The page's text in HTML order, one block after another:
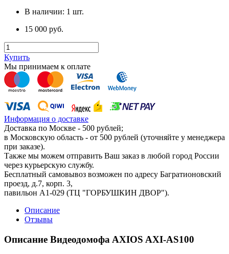
В наличии: 1 шт.
15 000 руб.
Купить
Мы принимаем к оплате
Информация о доставке
Доставка по Москве - 500 рублей;
в Московскую область - от 500 рублей (уточняйте у менеджера
при заказе).
Также мы можем отправить Ваш заказ в любой город России
через курьерскую службу.
Бесплатный самовывоз возможен по адресу Багратионовский
проезд, д.7, корп. 3,
павильон А1-029 (ТЦ "ГОРБУШКИН ДВОР").
Описание
Отзывы
Описание Видеодомофa AXIOS AXI-AS100